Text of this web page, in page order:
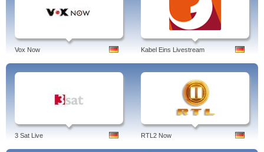
Vox Now Kabel Eins Livestream
3 Sat Live RTL2 Now